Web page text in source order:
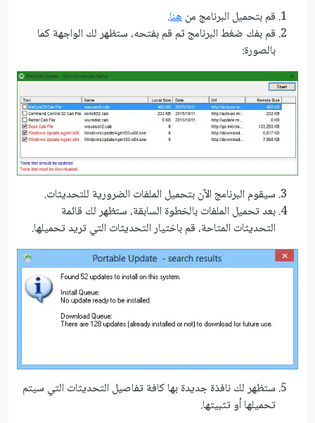
قم بتحميل البرنامج منهنا.
قم بفك ضغط البرنامج ثم قم بفتحه، ستظهر لك الواجهة كما
بالصورة:
سيقوم البرنامج الآن بتحميل الملفات الضرورية للتحديثات.
بعد تحميل الملفات بالخطوة السابقة، ستظهر لك قائمة
التحديثات المتاحة، قم باختيار التحديثات التي تريد تحميلها.
ستظهر لك نافذة جديدة بها كافة تفاصيل التحديثات التي سيتم
تحميلها أو تثبيتها.